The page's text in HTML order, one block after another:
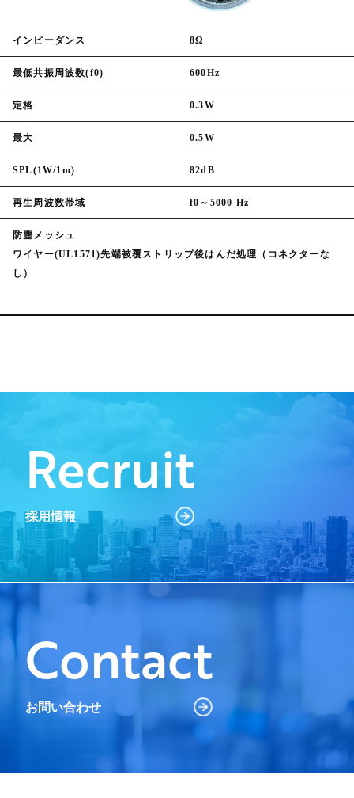
インピーダンス 8Ω
最低共振周波数(f0) 600Hz
定格 0.3W
最大 0.5W
SPL(1W/1m) 82dB
再生周波数帯域 f0～5000 Hz
防塵メッシュ
ワイヤー(UL1571)先端被覆ストリップ後はんだ処理（コネクターな
し）
Recruit
採用情報
Contact
お問い合わせ